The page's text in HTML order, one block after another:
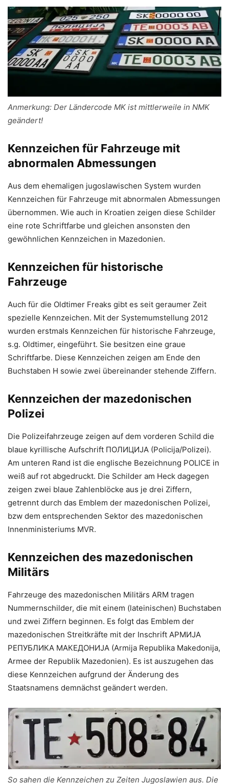
Anmerkung: Der Ländercode MK ist mittlerweile in NMK
geändert!
Kennzeichen für Fahrzeuge mit
abnormalen Abmessungen
Aus dem ehemaligen jugoslawischen System wurden
Kennzeichen für Fahrzeuge mit abnormalen Abmessungen
übernommen. Wie auch in Kroatien zeigen diese Schilder
eine rote Schriftfarbe und gleichen ansonsten den
gewöhnlichen Kennzeichen in Mazedonien.
Kennzeichen für historische
Fahrzeuge
Auch für die Oldtimer Freaks gibt es seit geraumer Zeit
spezielle Kennzeichen. Mit der Systemumstellung 2012
wurden erstmals Kennzeichen für historische Fahrzeuge,
s.g. Oldtimer, eingeführt. Sie besitzen eine graue
Schriftfarbe. Diese Kennzeichen zeigen am Ende den
Buchstaben H sowie zwei übereinander stehende Ziffern.
Kennzeichen der mazedonischen
Polizei
Die Polizeifahrzeuge zeigen auf dem vorderen Schild die
blaue kyrillische Aufschrift ПОЛИЦИЈА (Policija/Polizei).
Am unteren Rand ist die englische Bezeichnung POLICE in
weiß auf rot abgedruckt. Die Schilder am Heck dagegen
zeigen zwei blaue Zahlenblöcke aus je drei Ziffern,
getrennt durch das Emblem der mazedonischen Polizei,
bzw dem entsprechenden Sektor des mazedonischen
Innenministeriums MVR.
Kennzeichen des mazedonischen
Militärs
Fahrzeuge des mazedonischen Militärs ARM tragen
Nummernschilder, die mit einem (lateinischen) Buchstaben
und zwei Ziffern beginnen. Es folgt das Emblem der
mazedonischen Streitkräfte mit der Inschrift АРМИЈА
РЕПУБЛИКА МАКЕДОНИЈА (Armija Republika Makedonija,
Armee der Republik Mazedonien). Es ist auszugehen das
diese Kennzeichen aufgrund der Änderung des
Staatsnamens demnächst geändert werden.
So sahen die Kennzeichen zu Zeiten Jugoslawien aus. Die